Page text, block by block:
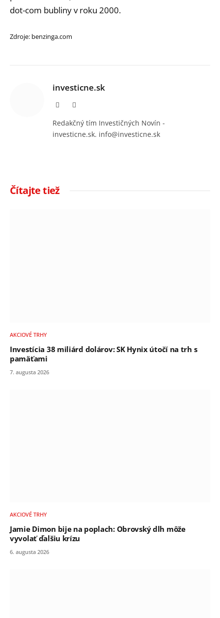
dot-com bubliny v roku 2000.
Zdroje: benzinga.com
investicne.sk
Facebook
Redakčný tím Investičných Novín -
investicne.sk. info@investicne.sk
Čítajte tiež
AKCIOVÉ TRHY
Investícia 38 miliárd dolárov: SK Hynix útočí na trh s
pamäťami
7. augusta 2026
AKCIOVÉ TRHY
Jamie Dimon bije na poplach: Obrovský dlh môže
vyvolať ďalšiu krízu
6. augusta 2026